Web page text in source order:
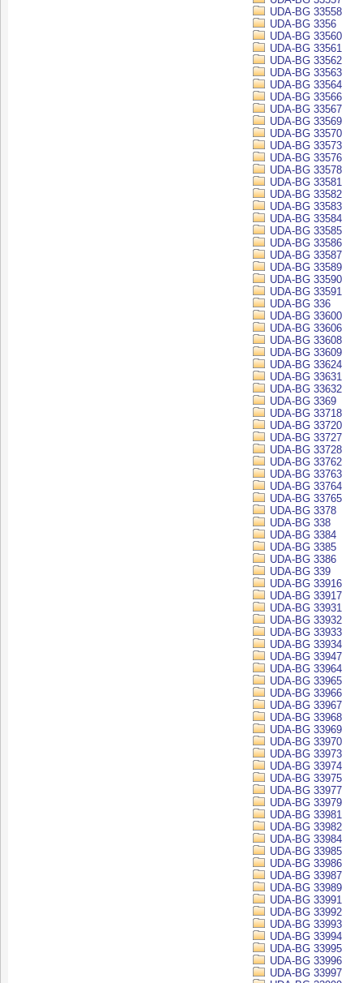
UDA-BG 33558
UDA-BG 3356
UDA-BG 33560
UDA-BG 33561
UDA-BG 33562
UDA-BG 33563
UDA-BG 33564
UDA-BG 33566
UDA-BG 33567
UDA-BG 33569
UDA-BG 33570
UDA-BG 33573
UDA-BG 33576
UDA-BG 33578
UDA-BG 33581
UDA-BG 33582
UDA-BG 33583
UDA-BG 33584
UDA-BG 33585
UDA-BG 33586
UDA-BG 33587
UDA-BG 33589
UDA-BG 33590
UDA-BG 33591
UDA-BG 336
UDA-BG 33600
UDA-BG 33606
UDA-BG 33608
UDA-BG 33609
UDA-BG 33624
UDA-BG 33631
UDA-BG 33632
UDA-BG 3369
UDA-BG 33718
UDA-BG 33720
UDA-BG 33727
UDA-BG 33728
UDA-BG 33762
UDA-BG 33763
UDA-BG 33764
UDA-BG 33765
UDA-BG 3378
UDA-BG 338
UDA-BG 3384
UDA-BG 3385
UDA-BG 3386
UDA-BG 339
UDA-BG 33916
UDA-BG 33917
UDA-BG 33931
UDA-BG 33932
UDA-BG 33933
UDA-BG 33934
UDA-BG 33947
UDA-BG 33964
UDA-BG 33965
UDA-BG 33966
UDA-BG 33967
UDA-BG 33968
UDA-BG 33969
UDA-BG 33970
UDA-BG 33973
UDA-BG 33974
UDA-BG 33975
UDA-BG 33977
UDA-BG 33979
UDA-BG 33981
UDA-BG 33982
UDA-BG 33984
UDA-BG 33985
UDA-BG 33986
UDA-BG 33987
UDA-BG 33989
UDA-BG 33991
UDA-BG 33992
UDA-BG 33993
UDA-BG 33994
UDA-BG 33995
UDA-BG 33996
UDA-BG 33997